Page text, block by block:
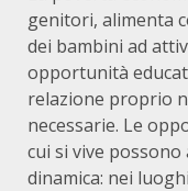
genitori, alimenta
dei bambini ad
opportunità
relazione proprio
necessarie. Le
cui si vive
dinamica: nei